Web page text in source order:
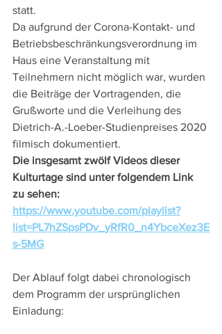
statt.
Da aufgrund der Corona-Kontakt- und
Betriebsbeschränkungsverordnung im
Haus eine Veranstaltung mit
Teilnehmern nicht möglich war, wurden
die Beiträge der Vortragenden, die
Grußworte und die Verleihung des
Dietrich-A.-Loeber-Studienpreises 2020
filmisch dokumentiert.
Die insgesamt zwölf Videos dieser
Kulturtage sind unter folgendem Link
zu sehen:
https://www.youtube.com/playlist?
list=PL7hZSpsPDv_yRfR0_n4YbceXez3E
s-5MG
Der Ablauf folgt dabei chronologisch
dem Programm der ursprünglichen
Einladung: